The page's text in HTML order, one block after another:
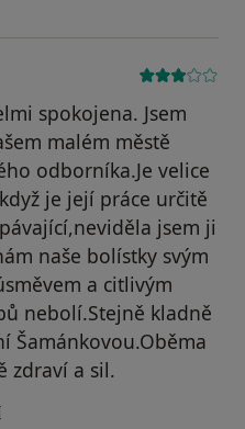
spokojena. Jsem
malém městě
odborníka.Je velice
je její práce určitě
jsem ji
naše bolístky svým
a citlivým
nebolí.Stejně kladně
Šamánkovou.Oběma
zdraví a sil.
Pacient